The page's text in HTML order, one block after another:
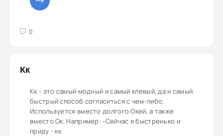
0
5
Кк
Кк - это самый модный и самый клевый, да и самый
быстрый способ согласиться с чем-либо.
Используется вместо долгого Окей, а также
вместо Ок. Например: -Сейчас я быстренько и
приду - кк